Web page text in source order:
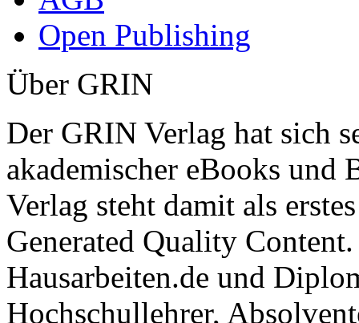
Open Publishing
Über GRIN
Der GRIN Verlag hat sich
akademischer eBooks und
Verlag steht damit als
Generated Quality
Hausarbeiten.de und
Hochschullehrer,